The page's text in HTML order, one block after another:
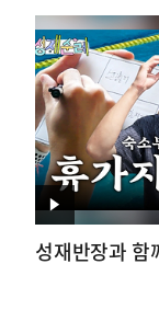
영
상
성재반장과 함